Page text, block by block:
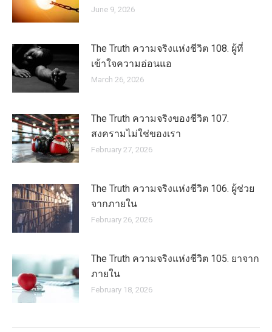
June 9, 2026
The Truth ความจริงแห่งชีวิต 108. ผู้ที่
เข้าใจความอ่อนแอ
March 26, 2026
The Truth ความจริงของชีวิต 107.
สงครามไม่ใช่ของเรา
February 27, 2026
The Truth ความจริงแห่งชีวิต 106. ผู้ช่วย
จากภายใน
February 26, 2026
The Truth ความจริงแห่งชีวิต 105. ยาจาก
ภายใน
February 18, 2026